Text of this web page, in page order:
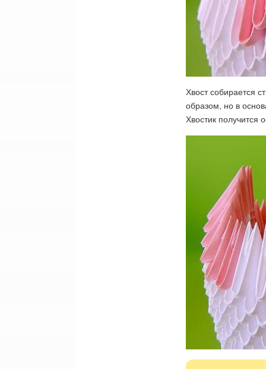
Хвост собирается
образом, но в
Хвостик получится